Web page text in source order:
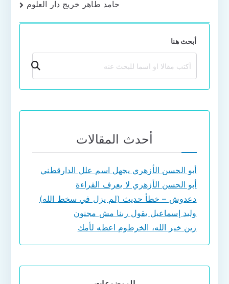
حامد طاهر خريج دار العلوم
أبحث هنا
بحث
أحدث المقالات
أبو الحسن الأزهري يجهل اسم علل الدارقطني
أبو الحسن الأزهري لا يعرف القراءة
دعدوش – خطأ حديث (لم يزل في سخط الله)
وليد إسماعيل يقول ربنا مش مجنون
زين خير الله، الخرطوم اعطه لأمك